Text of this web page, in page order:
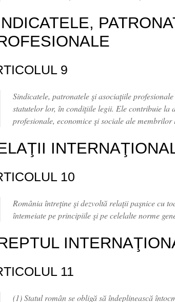
9
Sindicatele, patronatele şi asociaţiile
statutelor lor, în condiţiile legii. Ele contribuie
profesionale, economice şi sociale ale membrilor
10
România întreţine şi dezvoltă relaţii paşnice cu
întemeiate pe principiile şi pe celelalte norme
11
(1) Statul român se obligă să îndeplinească